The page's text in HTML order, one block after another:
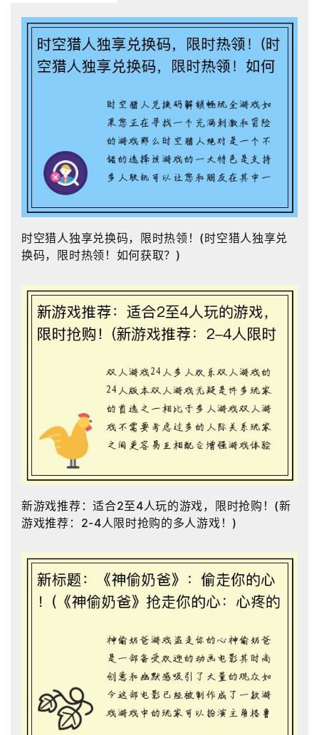
时空猎人独享兑换码，限时热领！(时空猎人独享兑
换码，限时热领！如何获取？)
新游戏推荐：适合2至4人玩的游戏，限时抢购！(新
游戏推荐：2-4人限时抢购的多人游戏！)